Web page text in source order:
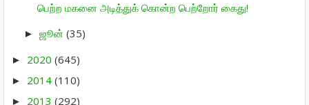
பெற்ற மகனை அடித்துக் கொன்ற பெற்றோர் கைது!
► ஜூன் (35)
► 2020 (645)
► 2014 (110)
► 2013 (292)